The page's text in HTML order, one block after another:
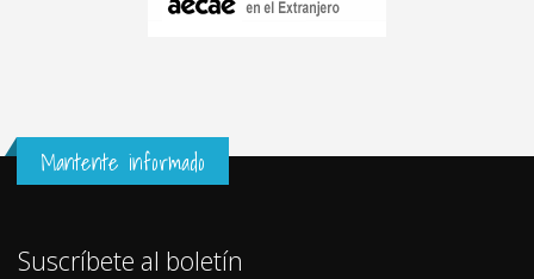
Mantente informado
Suscríbete al boletín